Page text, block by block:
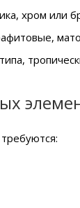
хром или